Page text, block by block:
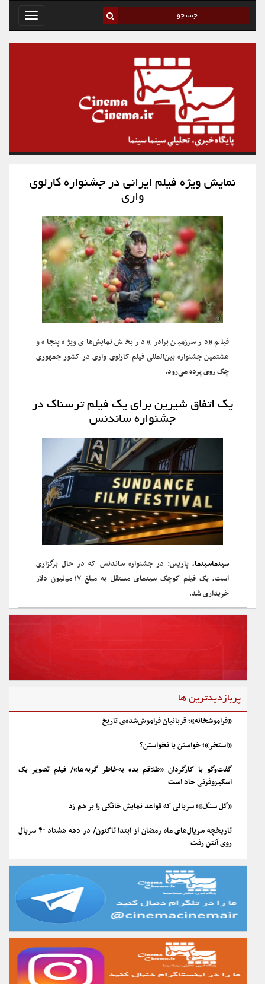
Toggle
نمایش ویژه فیلم ایرانی در جشنواره کارلوی
واری
فیلم «در سرزمین برادر» در بخش نمایش‌های ویژه پنجاه و
هشتمین جشنواره بین‌المللی فیلم کارلوی واری در کشور جمهوری
چک روی پرده می‌رود.
یک اتفاق شیرین برای یک فیلم ترسناک در
جشنواره ساندنس
سینماسینما، پاریس: در جشنواره ساندنس که در حال برگزاری
است، یک فیلم کوچک سینمای مستقل به مبلغ ۱۷ میلیون دلار
خریداری شد.
پربازدیدترین ها
«فراموشخانه»؛ قربانیان فراموش‌شده‌ی تاریخ
«استخر»؛ خواستن یا نخواستن؟
گفت‌وگو با کارگردان «طلاقم بده به خاطر گربه ها»/ فیلم تصویر یک
اسکیزوفرنی حاد است
«گل سنگ»؛ سریالی که قواعد نمایش خانگی را بر هم زد
تاریخچه سریال‌های ماه رمضان از ابتدا تاکنون/ در دهه هشتاد ۴۰ سریال
روی آنتن رفت